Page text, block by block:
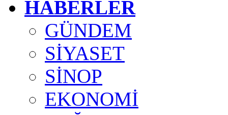
HABERLER
GÜNDEM
SİYASET
SİNOP
EKONOMİ